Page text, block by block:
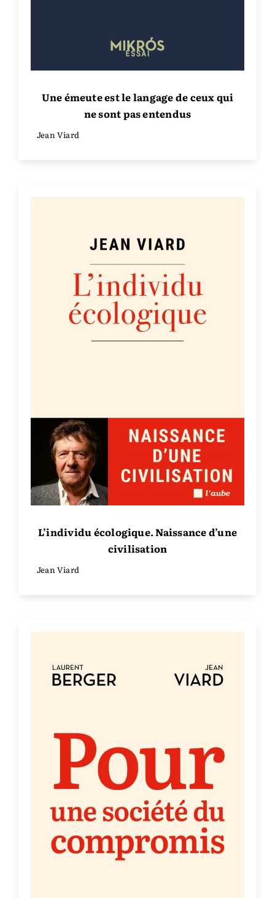
Une émeute est le langage de ceux qui
ne sont pas entendus
Jean Viard
L’individu écologique. Naissance d’une
civilisation
Jean Viard